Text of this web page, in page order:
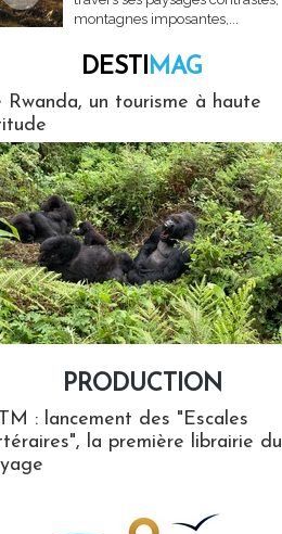
montagnes imposantes,...
DESTIMAG
Rwanda, un tourisme à haute
PRODUCTION
: lancement des "Escales
la première librairie du